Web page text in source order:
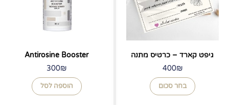
גיפט קארד – כרטיס מתנה
400₪
בחר סכום
לבחור
את
האפשרויות
בעמוד
המוצר
Antirosine Booster
300₪
הוספה לסל